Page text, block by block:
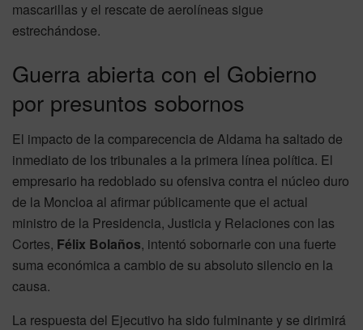
mascarillas y el rescate de aerolíneas sigue
estrechándose.
Guerra abierta con el Gobierno
por presuntos sobornos
El impacto de la comparecencia de Aldama ha saltado de
inmediato de los tribunales a la primera línea política. El
empresario ha redoblado su ofensiva contra el núcleo duro
de la Moncloa al afirmar públicamente que el actual
ministro de la Presidencia, Justicia y Relaciones con las
Cortes, Félix Bolaños, intentó sobornarle con una fuerte
suma económica a cambio de su absoluto silencio en la
causa.
La respuesta del Ejecutivo ha sido fulminante y se dirimirá